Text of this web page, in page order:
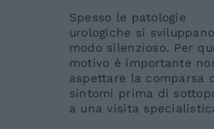
Spesso le patologie
urologiche si
modo silenzioso. Per
motivo è importante
aspettare la comparsa
sintomi prima di
a una visita